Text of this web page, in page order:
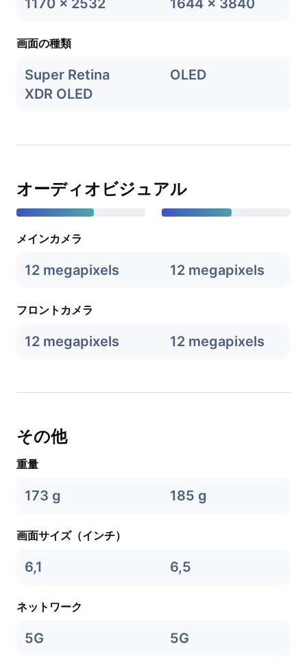
1170 x 2532 1644 x 3840
画面の種類
Super Retina
XDR OLED
OLED
オーディオビジュアル
メインカメラ
12 megapixels 12 megapixels
フロントカメラ
12 megapixels 12 megapixels
その他
重量
173 g 185 g
画面サイズ（インチ）
6,1 6,5
ネットワーク
5G 5G